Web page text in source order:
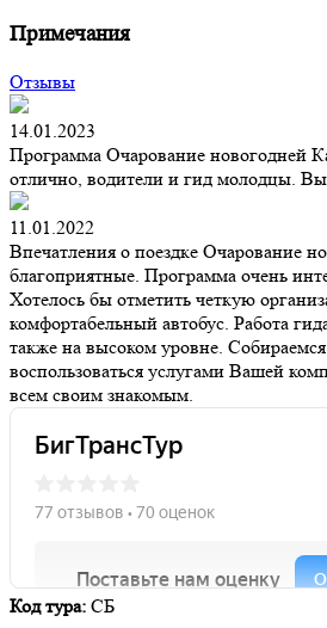
Примечания
Отзывы
14.01.2023
Программа Очарование новогодней
отлично, водители и гид молодцы.
11.01.2022
Впечатления о поездке Очарование
благоприятные. Программа очень
Хотелось бы отметить четкую
комфортабельный автобус. Работа
также на высоком уровне.
воспользоваться услугами Вашей
всем своим знакомым.
Код тура: СБ